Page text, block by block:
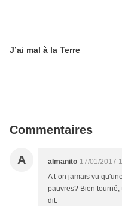
J’ai mal à la Terre
Commentaires
A almanito 17/01/2017
A t-on jamais vu
pauvres? Bien tourné,
dit.